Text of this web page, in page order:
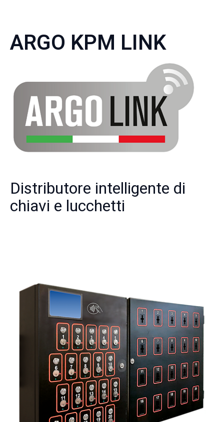
ARGO KPM LINK
Distributore intelligente di
chiavi e lucchetti